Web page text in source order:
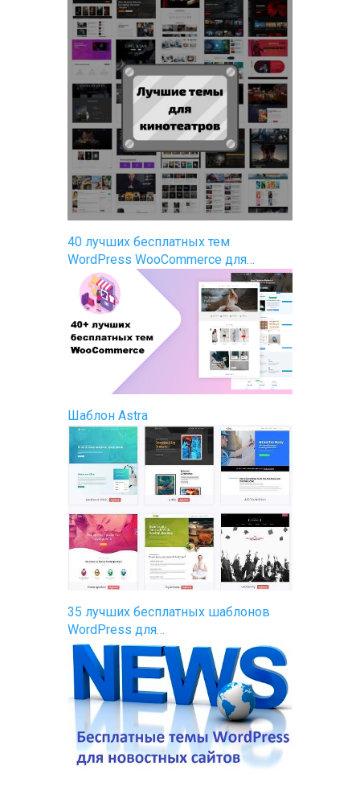
40 лучших бесплатных тем
WordPress WooCommerce для…
Шаблон Astra
35 лучших бесплатных шаблонов
WordPress для…